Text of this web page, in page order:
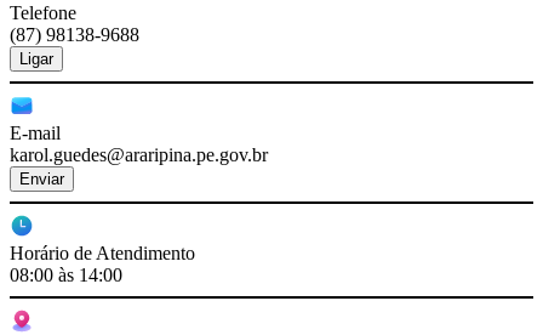
Telefone
(87) 98138-9688
Ligar
E-mail
karol.guedes@araripina.pe.gov.br
Enviar
Horário de Atendimento
08:00 às 14:00